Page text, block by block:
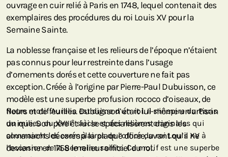
ouvrage en cuir relié à Paris en 1748, lequel contenait des
exemplaires des procédures du roi Louis XV pour la
Semaine Sainte.
La noblesse française et les relieurs de l’époque n’étaient
pas connus pour leur restreinte dans l’usage
d’ornements dorés et cette couverture ne fait pas
exception. Créée à l’origine par Pierre-Paul Dubuisson, ce
modèle est une superbe profusion rococo d’oiseaux, de
fleurs et de feuilles. Dubuisson était lui-même un artisan
unique. Son père et lui se spécialisèrent dans les
almanachs décorés à la plaque dorée, avant qu’il ne
devienne en 1758 le relieur officiel du roi.
Notre motif Aurelia est digne d’un roi. Il s’inspire du Paris
du milieu du XVIIIesiècle et des reliures originales qui
couvraient les exemplaires de l’office du roi Louis XV à
l’occasion de la Semaine sainte. Ce motif est une superbe